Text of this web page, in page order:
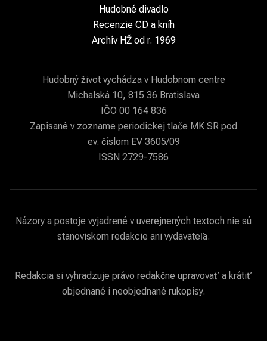
Hudobné divadlo
Recenzie CD a kníh
Archív HŽ od r. 1969
Hudobný život vychádza v Hudobnom centre
Michalská 10, 815 36 Bratislava
IČO 00 164 836
Zapísané v zozname periodickej tlače MK SR pod
ev. číslom EV 3605/09
ISSN 2729-7586
Názory a postoje vyjadrené v uverejnených textoch nie sú
stanoviskom redakcie ani vydavateľa.
Redakcia si vyhradzuje právo redakčne upravovať a krátiť
objednané i neobjednané rukopisy.